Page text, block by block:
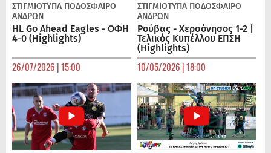
ΣΤΙΓΜΙΟΤΥΠΑ ΠΟΔΌΣΦΑΙΡΟ
ΑΝΔΡΏΝ
HL Go Ahead Eagles - ΟΦΗ
4-0 (Highlights)
26/07/2026 | 15:00
ΣΤΙΓΜΙΟΤΥΠΑ ΠΟΔΌΣΦΑΙΡΟ
ΑΝΔΡΏΝ
Ρούβας - Χερσόνησος 1-2 |
Τελικός Κυπέλλου ΕΠΣΗ
(Highlights)
10/05/2026 | 18:00